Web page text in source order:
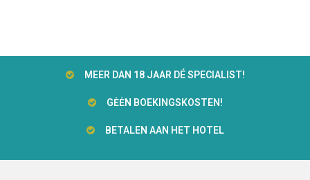
MEER DAN 18 JAAR DÉ SPECIALIST!
GĖĖN BOEKINGSKOSTEN!
BETALEN AAN HET HOTEL